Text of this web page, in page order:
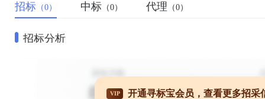
招标 （0） 中标 （0） 代理 （0）
招标分析
VIP 开通寻标宝会员，查看更多招采